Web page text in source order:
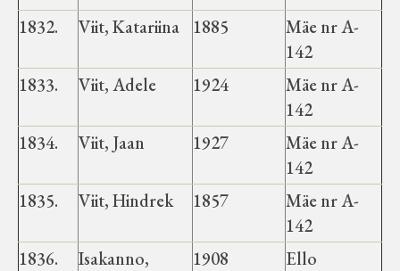
1832.
Viit, Katariina 1885
Mäe nr A-
142
1833.
Viit, Adele 1924
Mäe nr A-
142
1834.
Viit, Jaan 1927
Mäe nr A-
142
1835.
Viit, Hindrek 1857
Mäe nr A-
142
1836.
Isakanno,
1908
Ello